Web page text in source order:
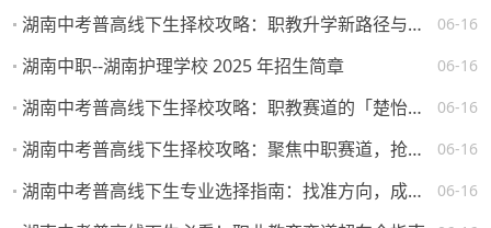
06-16
湖南中考普高线下生择校攻略：职教升学新路径与热门院校解析
06-16
湖南中职--湖南护理学校 2025 年招生简章
06-16
湖南中考普高线下生择校攻略：职教赛道的「楚怡」机遇与突围路径
06-16
湖南中考普高线下生择校攻略：聚焦中职赛道，抢占升学就业先机
06-16
湖南中考普高线下生专业选择指南：找准方向，成就未来